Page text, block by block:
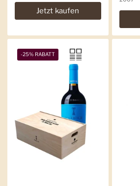
Jetzt kaufen
-25% RABATT